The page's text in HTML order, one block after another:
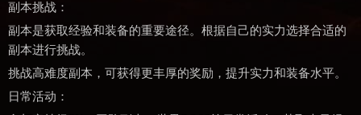
副本挑战：
副本是获取经验和装备的重要途径。根据自己的实力选择合适的
副本进行挑战。
挑战高难度副本，可获得更丰厚的奖励，提升实力和装备水平。
日常活动：